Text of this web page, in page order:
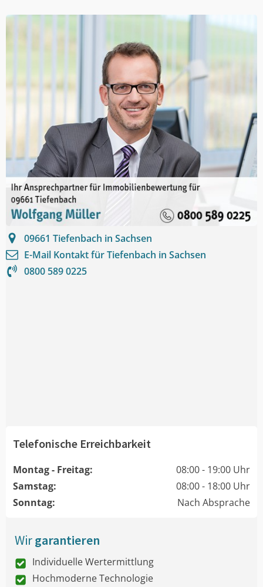
09661 Tiefenbach in Sachsen
E-Mail Kontakt fürTiefenbach in Sachsen
0800 589 0225
Telefonische Erreichbarkeit
Montag - Freitag:
08:00 - 19:00 Uhr
Samstag:
08:00 - 18:00 Uhr
Sonntag:
Nach Absprache
Wirgarantieren
Individuelle Wertermittlung
Hochmoderne Technologie